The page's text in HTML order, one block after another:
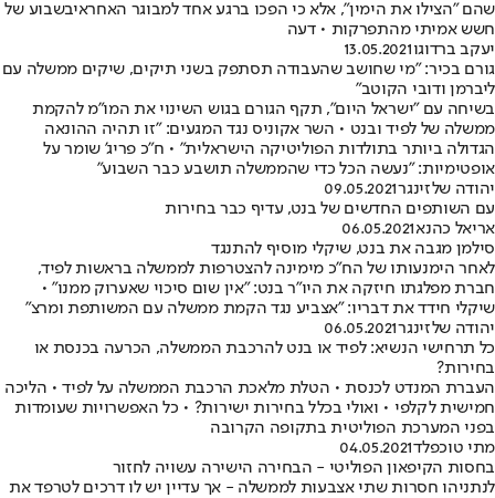
שהם "הצילו את הימין", אלא כי הפכו ברגע אחד למבוגר האחראיבשבוע של
חשש אמיתי מהתפרקות • דעה
יעקב ברדוגו13.05.2021
גורם בכיר: "מי שחושב שהעבודה תסתפק בשני תיקים, שיקים ממשלה עם
ליברמן ודובי הקוטב"
בשיחה עם "ישראל היום", תקף הגורם בגוש השינוי את המו"מ להקמת
ממשלה של לפיד ובנט • השר אקוניס נגד המגעים: "זו תהיה ההונאה
הגדולה ביותר בתולדות הפוליטיקה הישראלית" • ח"כ פריג' שומר על
אופטימיות: "נעשה הכל כדי שהממשלה תושבע כבר השבוע"
יהודה שלזינגר09.05.2021
עם השותפים החדשים של בנט, עדיף כבר בחירות
אריאל כהנא06.05.2021
סילמן מגבה את בנט, שיקלי מוסיף להתנגד
לאחר הימנעותו של הח"כ מימינה להצטרפות לממשלה בראשות לפיד,
חברת מפלגתו חיזקה את היו"ר בנט: "אין שום סיכוי שאערוק ממנו" •
שיקלי חידד את דבריו: "אצביע נגד הקמת ממשלה עם המשותפת ומרצ"
יהודה שלזינגר06.05.2021
כל תרחישי הנשיא: לפיד או בנט להרכבת הממשלה, הכרעה בכנסת או
בחירות?
העברת המנדט לכנסת • הטלת מלאכת הרכבת הממשלה על לפיד • הליכה
חמישית לקלפי • ואולי בכלל בחירות ישירות? • כל האפשרויות שעומדות
בפני המערכת הפוליטית בתקופה הקרובה
מתי טוכפלד04.05.2021
בחסות הקיפאון הפוליטי - הבחירה הישירה עשויה לחזור
לנתניהו חסרות שתי אצבעות לממשלה - אך עדיין יש לו דרכים לטרפד את